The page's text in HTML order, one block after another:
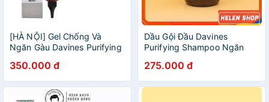
[HÀ NỘI] Gel Chống Và
Ngăn Gàu Davines Purifying
350.000 đ
Dầu Gội Đầu Davines
Purifying Shampoo Ngăn
Thảo Dược
275.000 đ